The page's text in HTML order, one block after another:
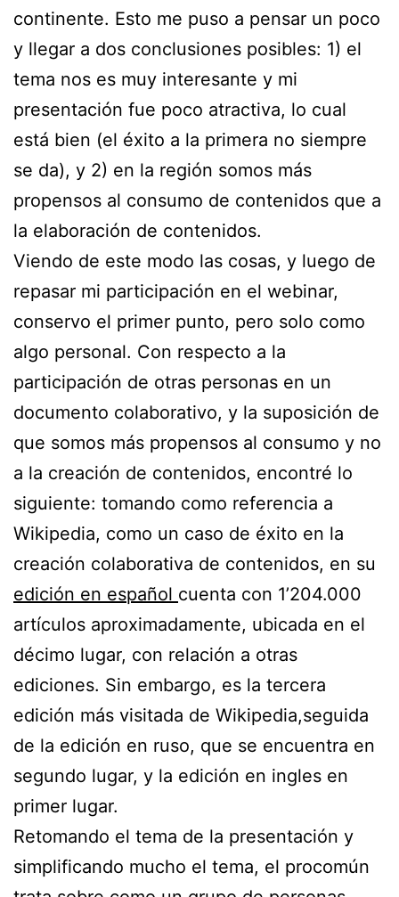
continente. Esto me puso a pensar un poco
y llegar a dos conclusiones posibles: 1) el
tema nos es muy interesante y mi
presentación fue poco atractiva, lo cual
está bien (el éxito a la primera no siempre
se da), y 2) en la región somos más
propensos al consumo de contenidos que a
la elaboración de contenidos.
Viendo de este modo las cosas, y luego de
repasar mi participación en el webinar,
conservo el primer punto, pero solo como
algo personal. Con respecto a la
participación de otras personas en un
documento colaborativo, y la suposición de
que somos más propensos al consumo y no
a la creación de contenidos, encontré lo
siguiente: tomando como referencia a
Wikipedia, como un caso de éxito en la
creación colaborativa de contenidos, en su
edición en español cuenta con 1’204.000
artículos aproximadamente, ubicada en el
décimo lugar, con relación a otras
ediciones. Sin embargo, es la tercera
edición más visitada de Wikipedia,seguida
de la edición en ruso, que se encuentra en
segundo lugar, y la edición en ingles en
primer lugar.
Retomando el tema de la presentación y
simplificando mucho el tema, el procomún